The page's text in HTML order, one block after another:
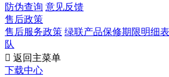
防伪查询 意见反馈
售后政策
售后服务政策 绿联产品保修期限明细表
队
 返回主菜单
下载中心